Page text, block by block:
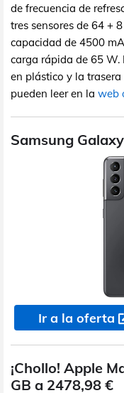
de frecuencia de
tres sensores de 64 +
capacidad de 4500
carga rápida de 65 W.
en plástico y la trasera
pueden leer en la web
Samsung
Ir a la oferta
¡Chollo! Apple
GB a 2478,98 €